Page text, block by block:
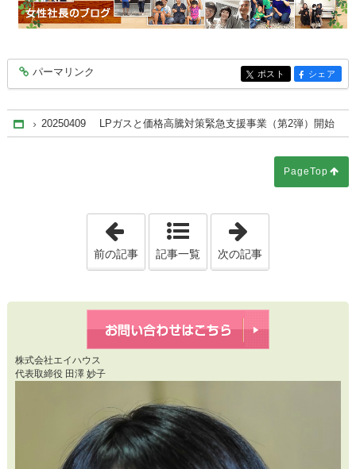
entry9603
パーマリンク entry9603
ポスト entry9603
シェア
Home
20250409 LPガスと価格高騰対策緊急支援事業（第2弾）開始
PageTop
「20250408 戸籍の氏名にフリガナ(令
前の記事 記事一覧 次の記事
株式会社エイハウス
代表取締役 田澤 妙子